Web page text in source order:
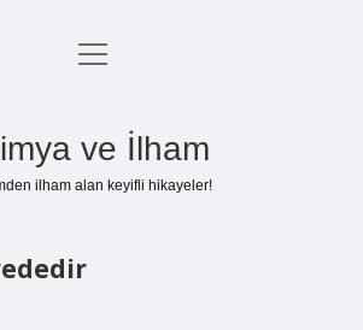
Anasayfa
menüyü
ve İlham
ilham alan keyifli hikayeler!